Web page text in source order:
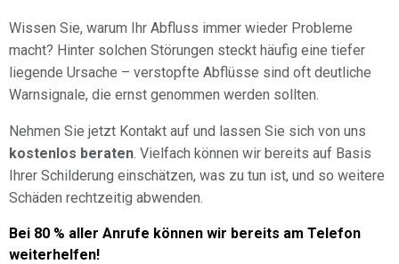
Wissen Sie, warum Ihr Abfluss immer wieder Probleme
macht? Hinter solchen Störungen steckt häufig eine tiefer
liegende Ursache – verstopfte Abflüsse sind oft deutliche
Warnsignale, die ernst genommen werden sollten.
Nehmen Sie jetzt Kontakt auf und lassen Sie sich von uns
kostenlos beraten. Vielfach können wir bereits auf Basis
Ihrer Schilderung einschätzen, was zu tun ist, und so weitere
Schäden rechtzeitig abwenden.
Bei 80 % aller Anrufe können wir bereits am Telefon
weiterhelfen!